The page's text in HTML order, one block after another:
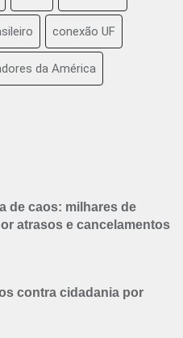
conexão UF
da América
de caos: milhares de
atrasos e cancelamentos
contra cidadania por